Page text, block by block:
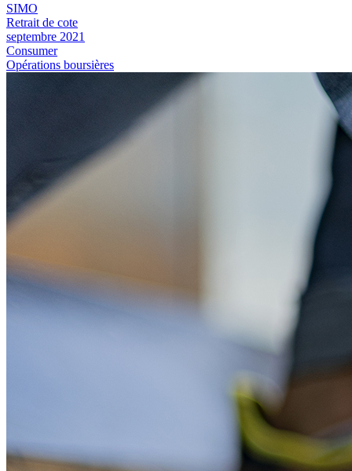
SIMO
Retrait de cote
septembre 2021
Consumer
Opérations boursières